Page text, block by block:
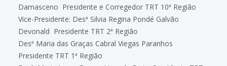
Damasceno  Presidente e Corregedor TRT 10ª Região
Vice-Presidente: Desª Silvia Regina Pondé Galvão
Devonald  Presidente TRT 2ª Região
Desª Maria das Graças Cabral Viegas Paranhos 
Presidente TRT 1ª Região